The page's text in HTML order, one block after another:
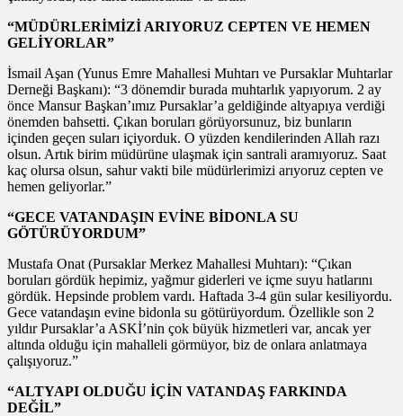
“MÜDÜRLERİMİZİ ARIYORUZ CEPTEN VE HEMEN
GELİYORLAR”
İsmail Aşan (Yunus Emre Mahallesi Muhtarı ve Pursaklar Muhtarlar
Derneği Başkanı): “3 dönemdir burada muhtarlık yapıyorum. 2 ay
önce Mansur Başkan’ımız Pursaklar’a geldiğinde altyapıya verdiği
önemden bahsetti. Çıkan boruları görüyorsunuz, biz bunların
içinden geçen suları içiyorduk. O yüzden kendilerinden Allah razı
olsun. Artık birim müdürüne ulaşmak için santrali aramıyoruz. Saat
kaç olursa olsun, sahur vakti bile müdürlerimizi arıyoruz cepten ve
hemen geliyorlar.”
“GECE VATANDAŞIN EVİNE BİDONLA SU
GÖTÜRÜYORDUM”
Mustafa Onat (Pursaklar Merkez Mahallesi Muhtarı): “Çıkan
boruları gördük hepimiz, yağmur giderleri ve içme suyu hatlarını
gördük. Hepsinde problem vardı. Haftada 3-4 gün sular kesiliyordu.
Gece vatandaşın evine bidonla su götürüyordum. Özellikle son 2
yıldır Pursaklar’a ASKİ’nin çok büyük hizmetleri var, ancak yer
altında olduğu için mahalleli görmüyor, biz de onlara anlatmaya
çalışıyoruz.”
“ALTYAPI OLDUĞU İÇİN VATANDAŞ FARKINDA
DEĞİL”